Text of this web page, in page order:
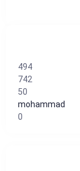
494
742
50
mohammad
0